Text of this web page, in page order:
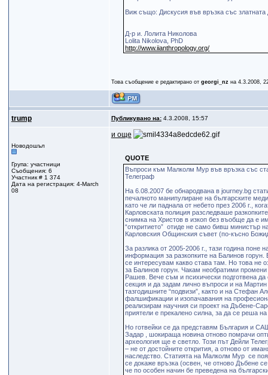
Виж също: Дискусия във връзка със
Д-р и. Лолита Николова
Lolita Nikolova, PhD
http://www.iianthropology.org/
Това съобщение е редактирано от georgi_nzна 4.3.2008,
trump Публикувано на:4.3.2008, 15:57
Новодошъл
Група: участници
Съобщения: 6
Участник # 1 374
Дата на регистрация: 4-March
08
и още
QUOTE
Въпроси към Малколм Мур във връзка със
Телеграф
На 6.08.2007 бе обнародвана в journey.bg
печалното манипулиране на българските
като че ли паднала от небето през 2006 г.,
Карловската полиция разследваше
снимка на Христов в изкоп без въобще да е
“откритието” отиде не само бивш министър
Карловския Общинския съвет (по-късно
За разлика от 2005-2006 г., тази година поне
информация за разкопките на Балинов горун.
се интересувам какво става там. Но това не
за Балинов горун. Чакам необратими
Рашев. Вече съм и психически подготвена да
секция и да задам лично въпроси и на
тазгодишните “подвизи”, както и на Стефан
фалшификации и изопачавания на
реализирам научния си проект на Дъбене-
приятели e прекалено силна, за да се реша на
Но готвейки се да представям България и
Задар , шокираща новина отново помрачи
археология ще е светло. Този път Дейли
– не от достойните открития, а отново от
наследство. Статията на Малколм Мур се
се докаже връзка (освен, че отново Дъбене
че по особен начин бе преведена на